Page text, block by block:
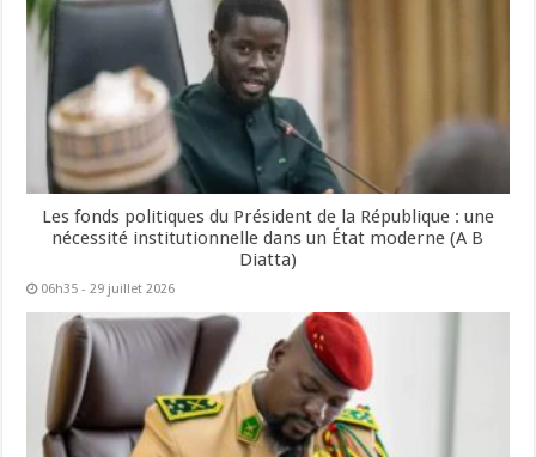
Les fonds politiques du Président de la République : une
nécessité institutionnelle dans un État moderne (A B
Diatta)
06h35 - 29 juillet 2026